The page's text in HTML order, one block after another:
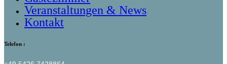
Veranstaltungen & News
Kontakt
Telefon :